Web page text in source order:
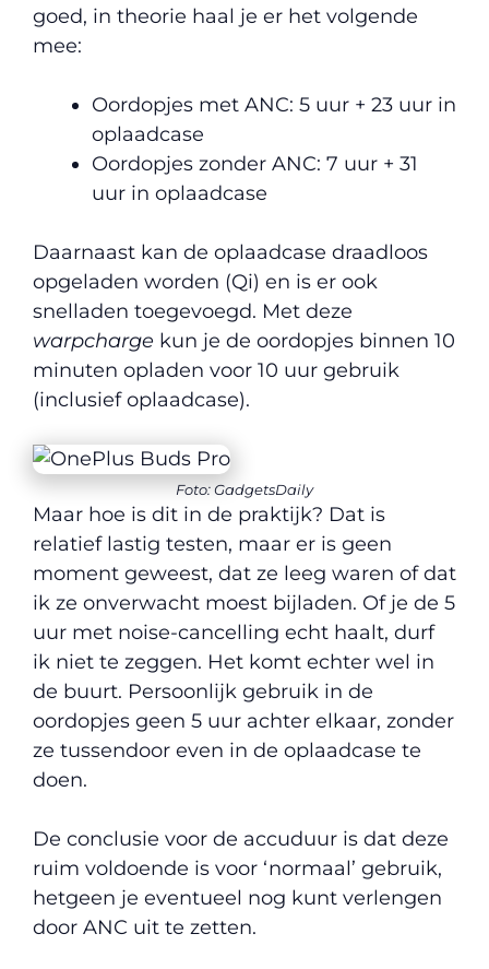
goed, in theorie haal je er het volgende
mee:
Oordopjes met ANC: 5 uur + 23 uur in
oplaadcase
Oordopjes zonder ANC: 7 uur + 31
uur in oplaadcase
Daarnaast kan de oplaadcase draadloos
opgeladen worden (Qi) en is er ook
snelladen toegevoegd. Met deze
warpcharge kun je de oordopjes binnen 10
minuten opladen voor 10 uur gebruik
(inclusief oplaadcase).
Foto: GadgetsDaily
Maar hoe is dit in de praktijk? Dat is
relatief lastig testen, maar er is geen
moment geweest, dat ze leeg waren of dat
ik ze onverwacht moest bijladen. Of je de 5
uur met noise-cancelling echt haalt, durf
ik niet te zeggen. Het komt echter wel in
de buurt. Persoonlijk gebruik in de
oordopjes geen 5 uur achter elkaar, zonder
ze tussendoor even in de oplaadcase te
doen.
De conclusie voor de accuduur is dat deze
ruim voldoende is voor ‘normaal’ gebruik,
hetgeen je eventueel nog kunt verlengen
door ANC uit te zetten.